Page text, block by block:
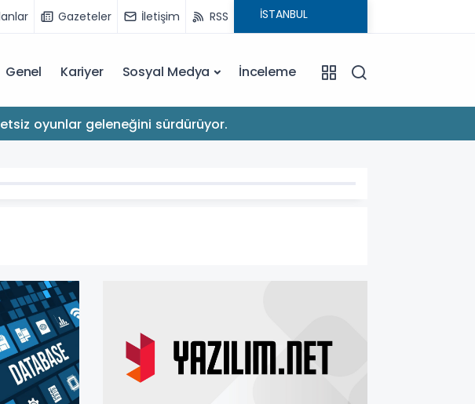
Gazeteler İletişim RSS
Genel Kariyer Sosyal Medya İnceleme
oyunlar geleneğini sürdürüyor.